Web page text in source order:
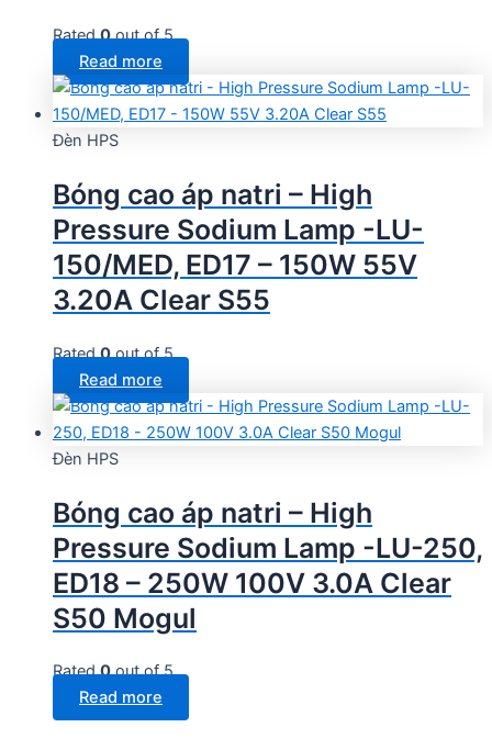
Rated0out of 5
Read more
Đèn HPS
Bóng cao áp natri – High
Pressure Sodium Lamp -LU-
150/MED, ED17 – 150W 55V
3.20A Clear S55
Rated0out of 5
Read more
Đèn HPS
Bóng cao áp natri – High
Pressure Sodium Lamp -LU-250,
ED18 – 250W 100V 3.0A Clear
S50 Mogul
Rated0out of 5
Read more